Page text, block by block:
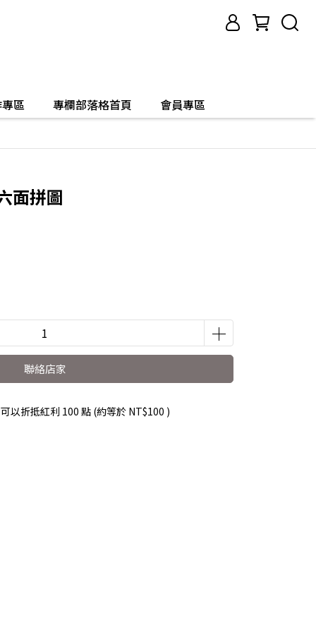
區 專欄部落格首頁 會員專區
面拼圖
聯絡店家
以折抵紅利 100 點 (約等於 NT$100 )